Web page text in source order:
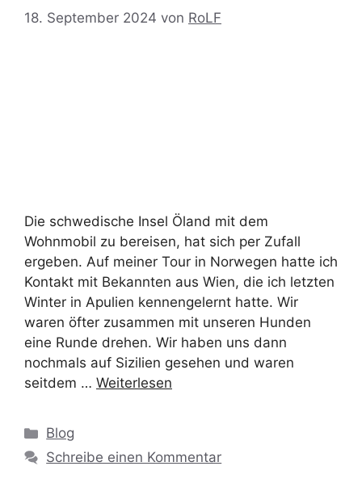
18. September 2024 von RoLF
Die schwedische Insel Öland mit dem
Wohnmobil zu bereisen, hat sich per Zufall
ergeben. Auf meiner Tour in Norwegen hatte ich
Kontakt mit Bekannten aus Wien, die ich letzten
Winter in Apulien kennengelernt hatte. Wir
waren öfter zusammen mit unseren Hunden
eine Runde drehen. Wir haben uns dann
nochmals auf Sizilien gesehen und waren
seitdem … Weiterlesen
Blog
Schreibe einen Kommentar